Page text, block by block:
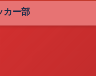
カー部